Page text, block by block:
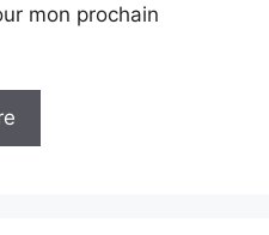
mon prochain